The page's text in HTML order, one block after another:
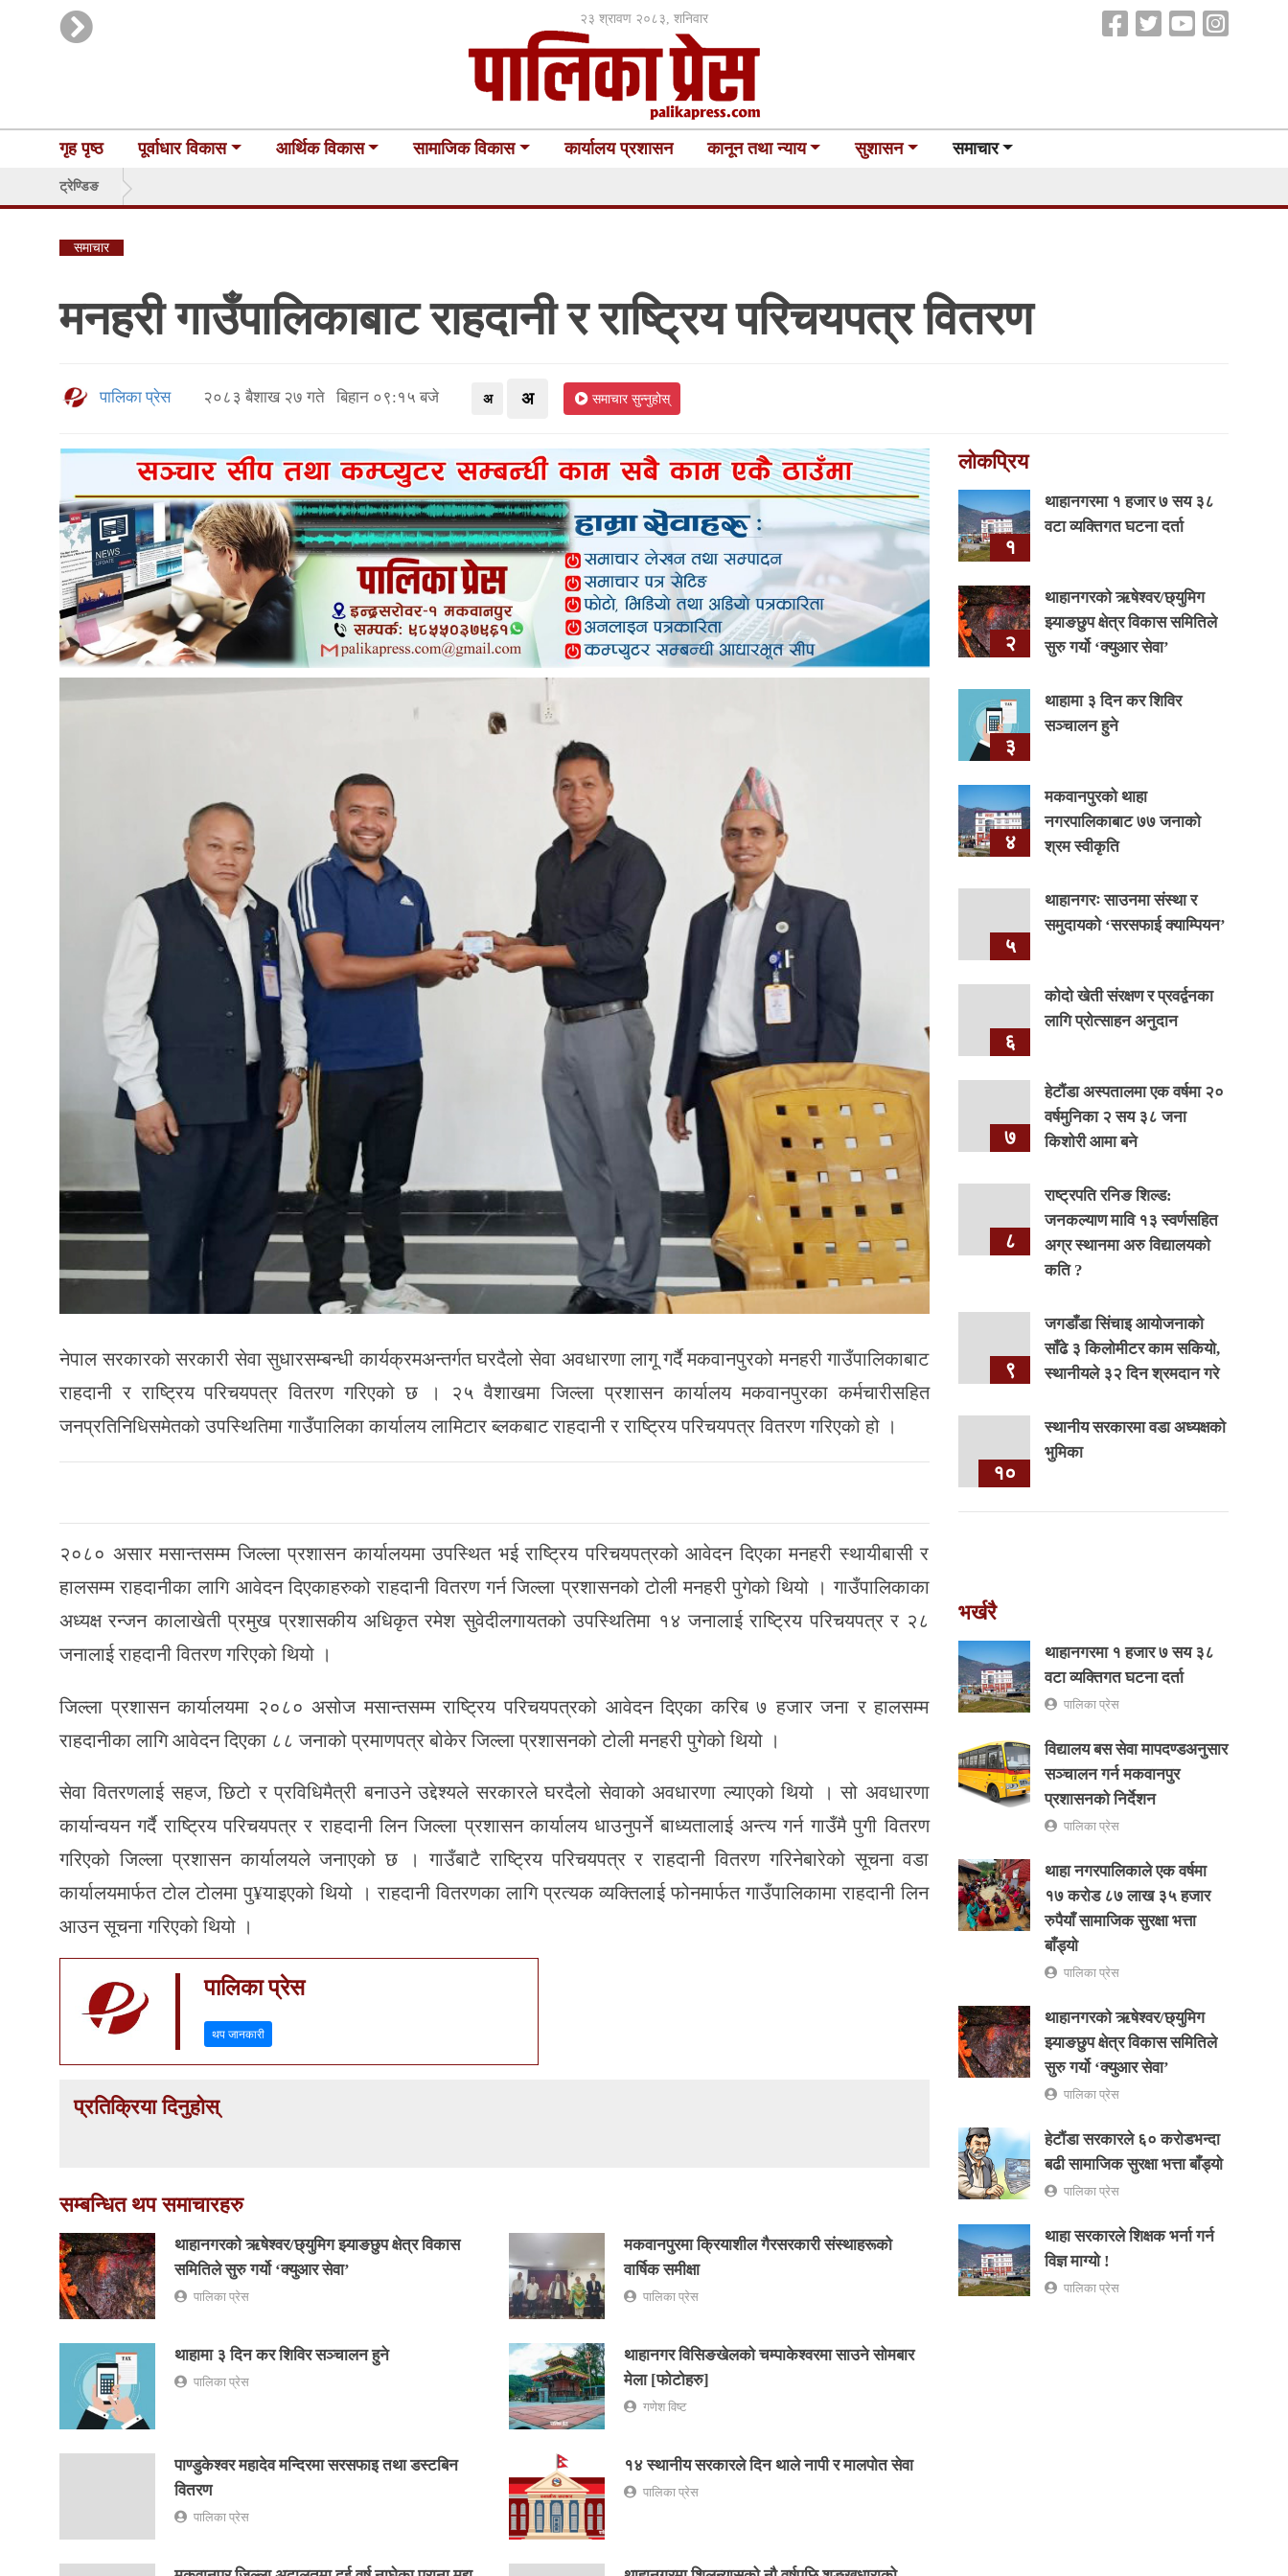
२३ श्रावण २०८३, शनिवार
गृह पृष्ठ पूर्वाधार विकास आर्थिक विकास सामाजिक विकास कार्यालय प्रशासन कानून तथा न्याय सुशासन समाचार
ट्रेण्डिङ
समाचार
मनहरी गाउँपालिकाबाट राहदानी र राष्ट्रिय परिचयपत्र वितरण
पालिका प्रेस २०८३ बैशाख २७ गते बिहान ०९:१५ बजे अ अ समाचार सुन्नुहोस्
नेपाल सरकारको सरकारी सेवा सुधारसम्बन्धी कार्यक्रमअन्तर्गत घरदैलो सेवा अवधारणा लागू गर्दै मकवानपुरको मनहरी गाउँपालिकाबाट
राहदानी र राष्ट्रिय परिचयपत्र वितरण गरिएको छ । २५ वैशाखमा जिल्ला प्रशासन कार्यालय मकवानपुरका कर्मचारीसहित
जनप्रतिनिधिसमेतको उपस्थितिमा गाउँपालिका कार्यालय लामिटार ब्लकबाट राहदानी र राष्ट्रिय परिचयपत्र वितरण गरिएको हो ।
२०८० असार मसान्तसम्म जिल्ला प्रशासन कार्यालयमा उपस्थित भई राष्ट्रिय परिचयपत्रको आवेदन दिएका मनहरी स्थायीबासी र
हालसम्म राहदानीका लागि आवेदन दिएकाहरुको राहदानी वितरण गर्न जिल्ला प्रशासनको टोली मनहरी पुगेको थियो । गाउँपालिकाका
अध्यक्ष रन्जन कालाखेती प्रमुख प्रशासकीय अधिकृत रमेश सुवेदीलगायतको उपस्थितिमा १४ जनालाई राष्ट्रिय परिचयपत्र र २८
जनालाई राहदानी वितरण गरिएको थियो ।
जिल्ला प्रशासन कार्यालयमा २०८० असोज मसान्तसम्म राष्ट्रिय परिचयपत्रको आवेदन दिएका करिब ७ हजार जना र हालसम्म
राहदानीका लागि आवेदन दिएका ८८ जनाको प्रमाणपत्र बोकेर जिल्ला प्रशासनको टोली मनहरी पुगेको थियो ।
सेवा वितरणलाई सहज, छिटो र प्रविधिमैत्री बनाउने उद्देश्यले सरकारले घरदैलो सेवाको अवधारणा ल्याएको थियो । सो अवधारणा
कार्यान्वयन गर्दै राष्ट्रिय परिचयपत्र र राहदानी लिन जिल्ला प्रशासन कार्यालय धाउनुपर्ने बाध्यतालाई अन्त्य गर्न गाउँमै पुगी वितरण
गरिएको जिल्ला प्रशासन कार्यालयले जनाएको छ । गाउँबाटै राष्ट्रिय परिचयपत्र र राहदानी वितरण गरिनेबारेको सूचना वडा
कार्यालयमार्फत टोल टोलमा पु¥याइएको थियो । राहदानी वितरणका लागि प्रत्यक व्यक्तिलाई फोनमार्फत गाउँपालिकामा राहदानी लिन
आउन सूचना गरिएको थियो ।
पालिका प्रेस
थप जानकारी
प्रतिक्रिया दिनुहोस्
सम्बन्धित थप समाचारहरु
थाहानगरकाे ऋषेश्वर/छ्युमिग झ्याङछुप क्षेत्र विकास
समितिले सुरु गर्यो ‘क्युआर सेवा’
पालिका प्रेस
मकवानपुरमा क्रियाशील गैरसरकारी संस्थाहरूको
वार्षिक समीक्षा
पालिका प्रेस
थाहामा ३ दिन कर शिविर सञ्चालन हुने
पालिका प्रेस
थाहानगर विसिङखेलको चम्पाकेश्वरमा साउने सोमबार
मेला [फोटोहरु]
गणेश विष्ट
पाण्डुकेश्वर महादेव मन्दिरमा सरसफाइ तथा डस्टबिन
वितरण
पालिका प्रेस
१४ स्थानीय सरकारले दिन थाले नापी र मालपोत सेवा
पालिका प्रेस
लोकप्रिय
१
थाहानगरमा १ हजार ७ सय ३८
वटा व्यक्तिगत घटना दर्ता
२
थाहानगरकाे ऋषेश्वर/छ्युमिग
झ्याङछुप क्षेत्र विकास समितिले
सुरु गर्यो ‘क्युआर सेवा’
३
थाहामा ३ दिन कर शिविर
सञ्चालन हुने
४
मकवानपुरको थाहा
नगरपालिकाबाट ७७ जनाको
श्रम स्वीकृति
५
थाहानगरः साउनमा संस्था र
समुदायको ‘सरसफाई क्याम्पियन’
६
कोदो खेती संरक्षण र प्रवर्द्वनका
लागि प्रोत्साहन अनुदान
७
हेटौंडा अस्पतालमा एक वर्षमा २०
वर्षमुनिका २ सय ३८ जना
किशोरी आमा बने
८
राष्ट्रपति रनिङ शिल्ड:
जनकल्याण मावि १३ स्वर्णसहित
अग्र स्थानमा अरु विद्यालयको
कति ?
९
जगडाँडा सिंचाइ आयोजनाको
साँढे ३ किलोमीटर काम सकियो,
स्थानीयले ३२ दिन श्रमदान गरे
१०
स्थानीय सरकारमा वडा अध्यक्षको
भुमिका
भर्खरै
थाहानगरमा १ हजार ७ सय ३८
वटा व्यक्तिगत घटना दर्ता
पालिका प्रेस
विद्यालय बस सेवा मापदण्डअनुसार
सञ्चालन गर्न मकवानपुर
प्रशासनको निर्देशन
पालिका प्रेस
थाहा नगरपालिकाले एक वर्षमा
१७ करोड ८७ लाख ३५ हजार
रुपैयाँ सामाजिक सुरक्षा भत्ता
बाँड्यो
पालिका प्रेस
थाहानगरकाे ऋषेश्वर/छ्युमिग
झ्याङछुप क्षेत्र विकास समितिले
सुरु गर्यो ‘क्युआर सेवा’
पालिका प्रेस
हेटौंडा सरकारले ६० करोडभन्दा
बढी सामाजिक सुरक्षा भत्ता बाँड्यो
पालिका प्रेस
थाहा सरकारले शिक्षक भर्ना गर्न
विज्ञ माग्यो !
पालिका प्रेस